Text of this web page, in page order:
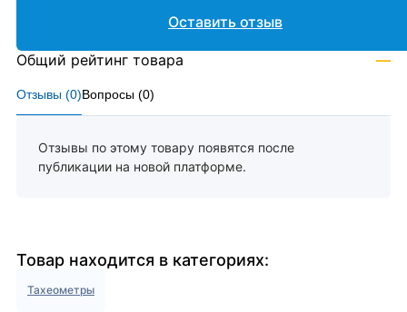
Отзывы (0)Вопросы (0)
Отзывы по этому товару появятся после
публикации на новой платформе.
Оставить отзыв
Общий рейтинг товара —
Товар находится в категориях:
Тахеометры